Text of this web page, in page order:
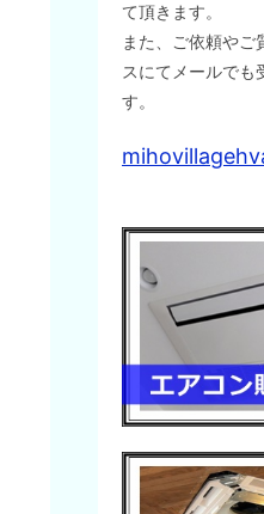
て頂きます。
また、ご依頼やご
スにてメールでも
す。